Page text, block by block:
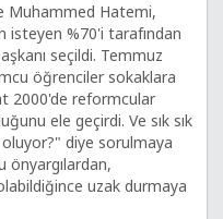
Muhammed Hatemi,
isteyen %70'i tarafından
seçildi. Temmuz
öğrenciler sokaklara
2000'de reformcular
ele geçirdi. Ve sık sık
diye sorulmaya
önyargılardan,
uzak durmaya